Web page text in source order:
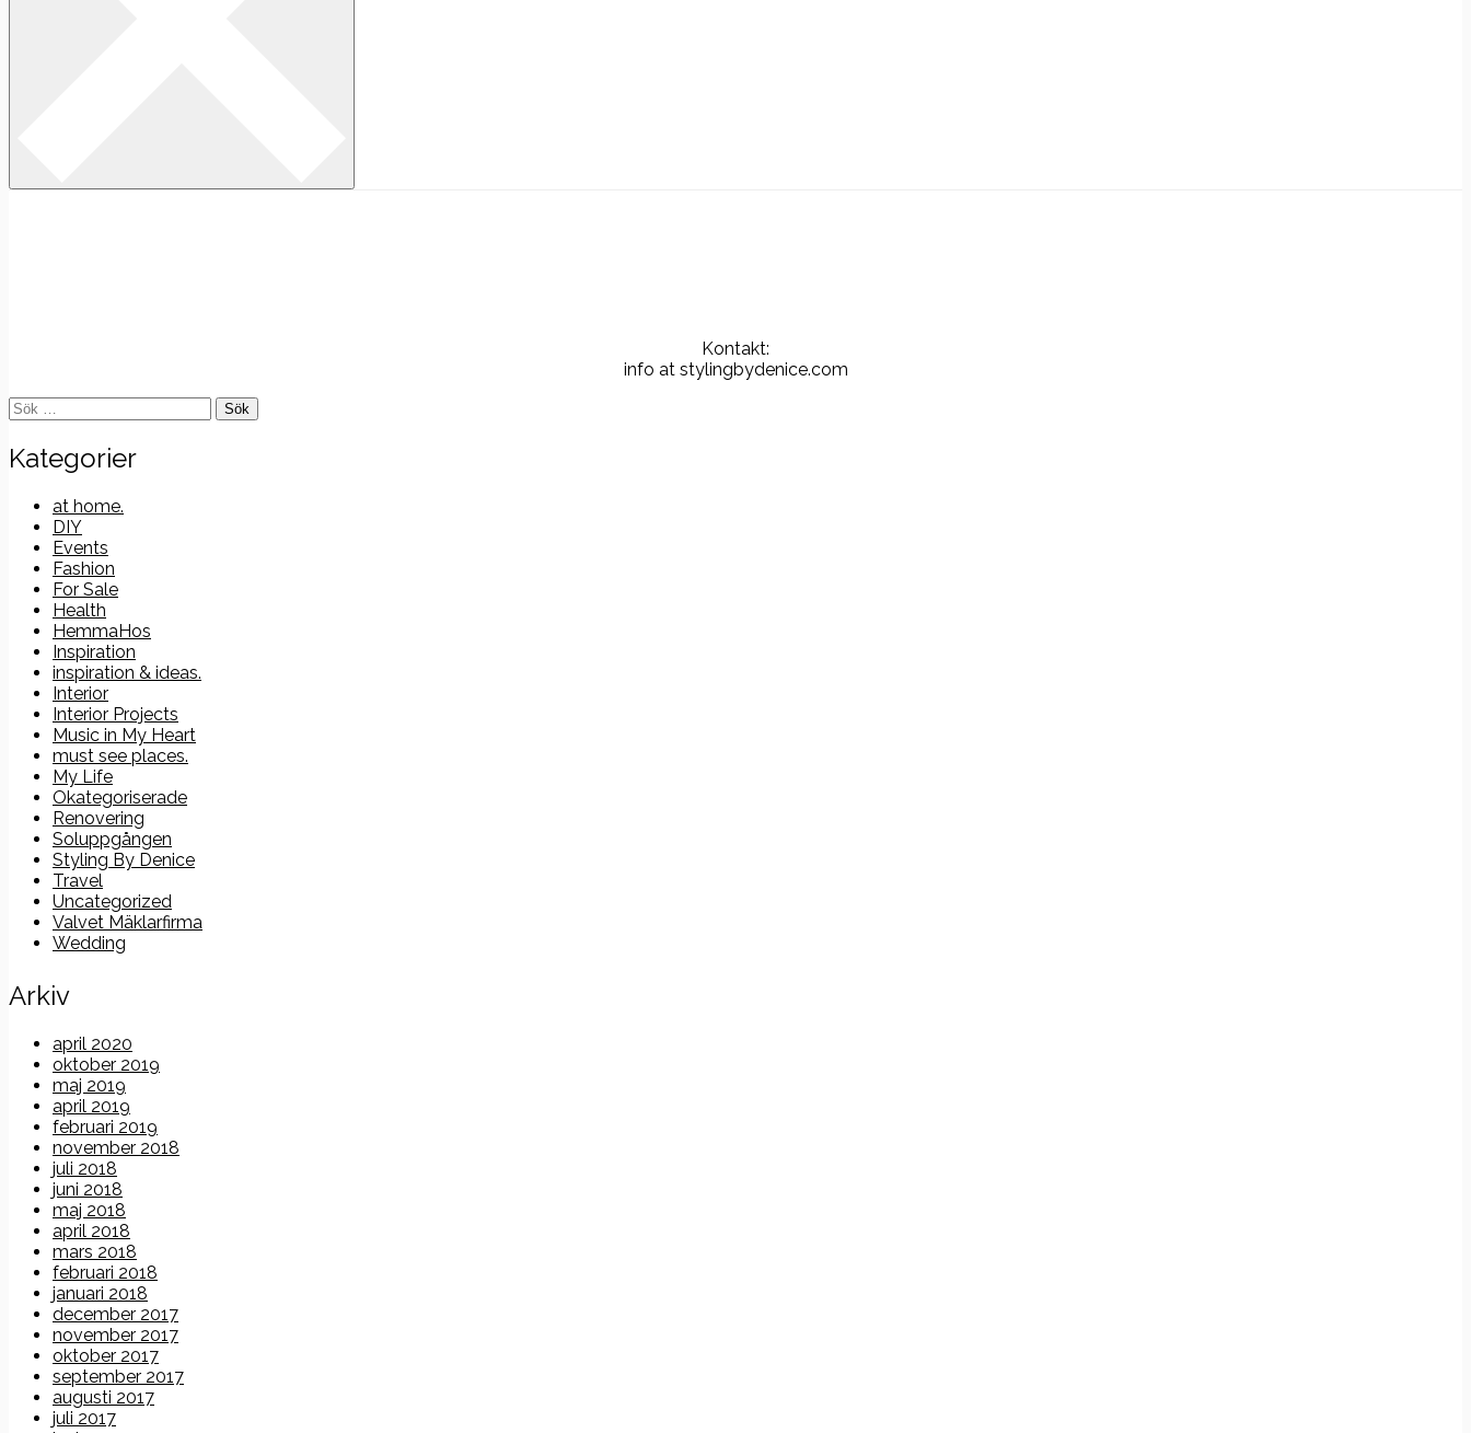
Kontakt:
info at stylingbydenice.com
Sök
efter:
Kategorier
at home.
DIY
Events
Fashion
For Sale
Health
HemmaHos
Inspiration
inspiration & ideas.
Interior
Interior Projects
Music in My Heart
must see places.
My Life
Okategoriserade
Renovering
Soluppgången
Styling By Denice
Travel
Uncategorized
Valvet Mäklarfirma
Wedding
Arkiv
april 2020
oktober 2019
maj 2019
april 2019
februari 2019
november 2018
juli 2018
juni 2018
maj 2018
april 2018
mars 2018
februari 2018
januari 2018
december 2017
november 2017
oktober 2017
september 2017
augusti 2017
juli 2017